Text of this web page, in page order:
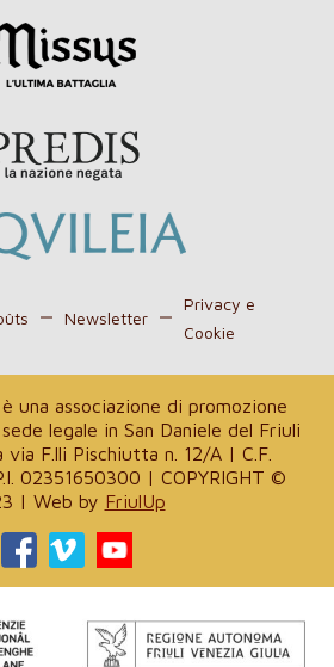
Newsletter
Privacy e
Cookie
è una associazione di promozione
legale in San Daniele del Friuli
via F.lli Pischiutta n. 12/A | C.F.
02351650300 | COPYRIGHT ©
| Web by FriulUp